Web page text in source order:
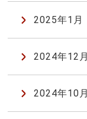
2025年1月
2024年12月
2024年10月